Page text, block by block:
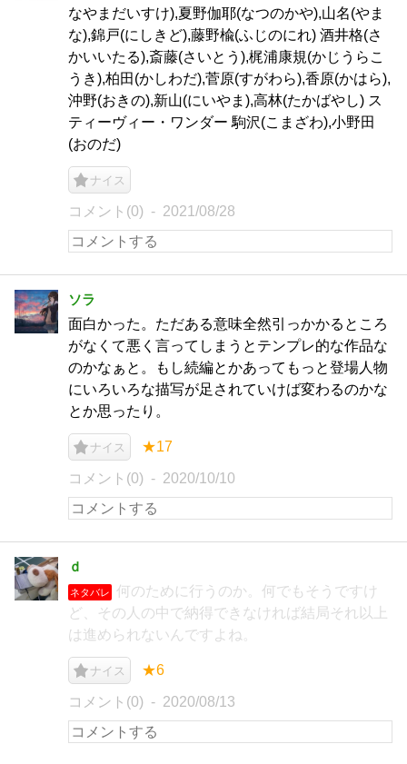
なやまだいすけ),夏野伽耶(なつのかや),山名(やま
な),錦戸(にしきど),藤野楡(ふじのにれ) 酒井格(さ
かいいたる),斎藤(さいとう),梶浦康規(かじうらこ
うき),柏田(かしわだ),菅原(すがわら),香原(かはら),
沖野(おきの),新山(にいやま),高林(たかばやし) ス
ティーヴィー・ワンダー 駒沢(こまざわ),小野田
(おのだ)
ナイス
コメント(0) 2021/08/28
ソラ
面白かった。ただある意味全然引っかかるところ
がなくて悪く言ってしまうとテンプレ的な作品な
のかなぁと。もし続編とかあってもっと登場人物
にいろいろな描写が足されていけば変わるのかな
とか思ったり。
ナイス ★17
コメント(0) 2020/10/10
ｄ
ネタバレ
何のために行うのか。何でもそうですけ
ど、その人の中で納得できなければ結局それ以上
は進められないんですよね。
ナイス ★6
コメント(0) 2020/08/13